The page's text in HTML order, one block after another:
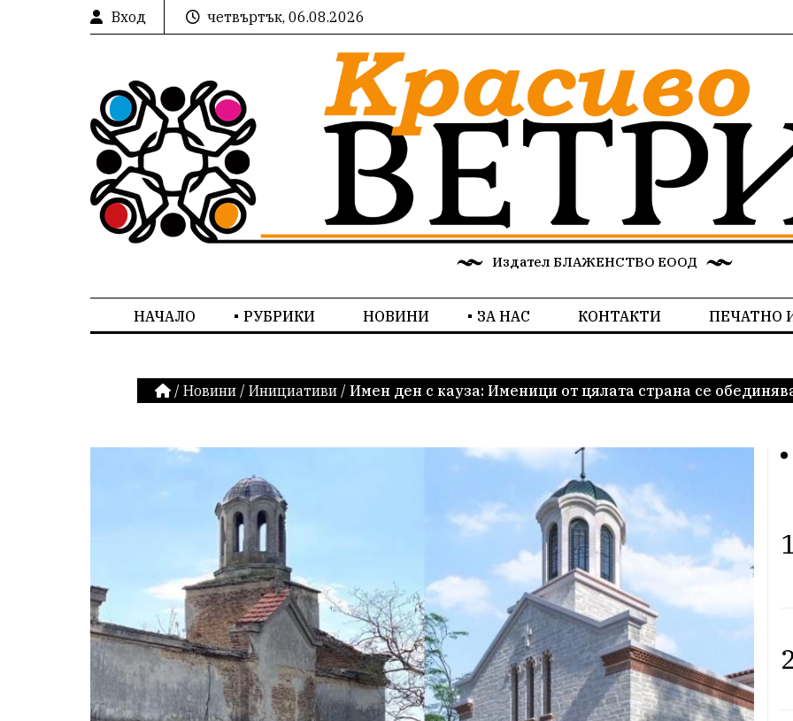
Вход четвъртък, 06.08.2026
Издател БЛАЖЕНСТВО ЕООД
НАЧАЛО РУБРИКИ НОВИНИ ЗА НАС КОНТАКТИ ПЕЧАТНО
/ Новини / Инициативи / Имен ден с кауза: Именици от цялата страна се